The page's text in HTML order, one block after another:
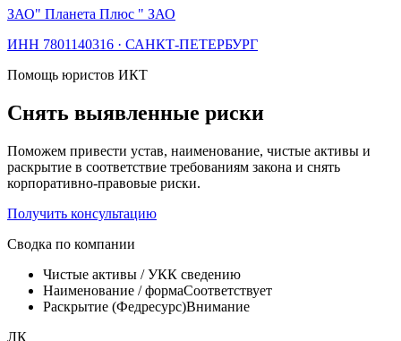
ЗАО" Планета Плюс " ЗАО
ИНН 7801140316 · САНКТ-ПЕТЕРБУРГ
Помощь юристов ИКТ
Снять выявленные риски
Поможем привести устав, наименование, чистые активы и
раскрытие в соответствие требованиям закона и снять
корпоративно-правовые риски.
Получить консультацию
Сводка по компании
Чистые активы / УКК сведению
Наименование / формаСоответствует
Раскрытие (Федресурс)Внимание
ЛК